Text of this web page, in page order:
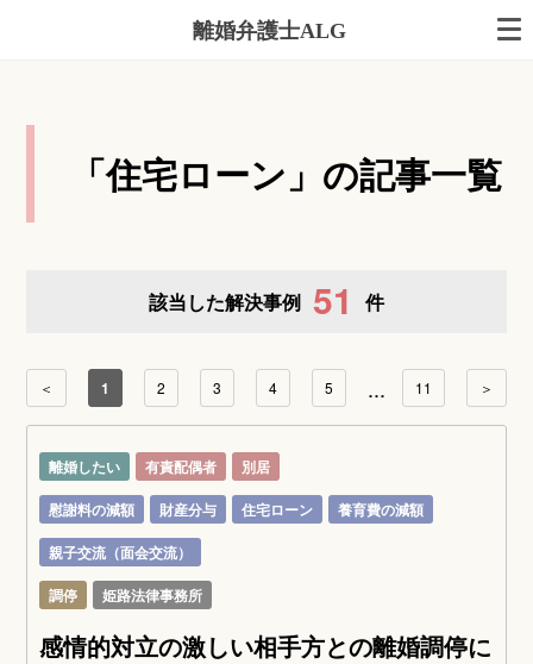
離婚弁護士ALG
「住宅ローン」の記事一覧
該当した解決事例 51 件
＜ 1 2 3 4 5 ... 11 ＞
離婚したい 有責配偶者
別居
慰謝料の減額
財産分与 住宅ローン
養育費の減額
親子交流（面会交流）
調停
姫路法律事務所
感情的対立の激しい相手方との離婚調停に